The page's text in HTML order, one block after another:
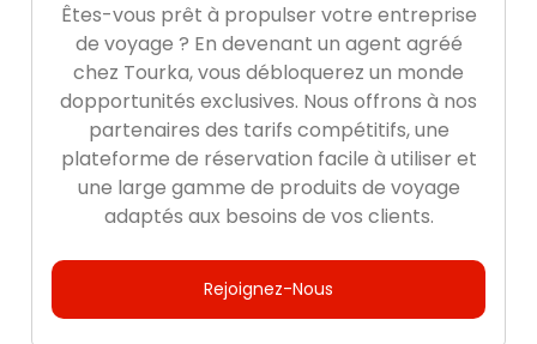
Êtes-vous prêt à propulser votre entreprise
de voyage ? En devenant un agent agréé
chez Tourka, vous débloquerez un monde
dopportunités exclusives. Nous offrons à nos
partenaires des tarifs compétitifs, une
plateforme de réservation facile à utiliser et
une large gamme de produits de voyage
adaptés aux besoins de vos clients.
Rejoignez-Nous